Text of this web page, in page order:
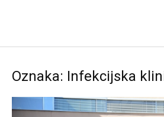
Oznaka: Infekcijska